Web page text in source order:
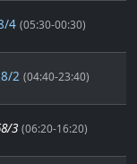
4 (05:30-00:30)
2 (04:40-23:40)
3 (06:20-16:20)